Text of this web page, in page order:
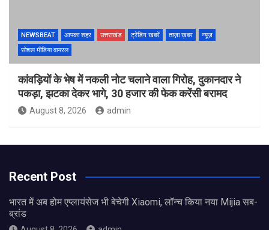
NEWSBEAT आपका शहर उत्तराखंड ट्रेंडिंग खबरें ताज़ा ख़बर
न्यूज़
सोशल मीडिया वायरल
कांवड़ियों के भेष में नकली नोट चलाने वाला गिरोह, दुकानदार ने
पकड़ा, झटका देकर भागे, 30 हजार की फेक करेंसी बरामद
August 8, 2026 admin
Recent Post
भारत में अब होम एप्लायंसेज भी बेचेगी Xiaomi, लॉन्च किया नया Mijia सब-
ब्रांड